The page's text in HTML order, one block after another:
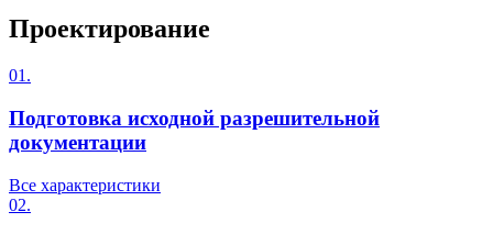
Проектирование
01.
Подготовка исходной разрешительной
документации
Все характеристики
02.